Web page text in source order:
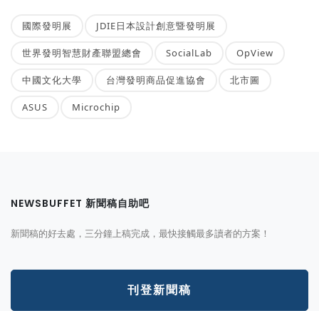
國際發明展 JDIE日本設計創意暨發明展
世界發明智慧財產聯盟總會 SocialLab OpView
中國文化大學 台灣發明商品促進協會 北市圖
ASUS Microchip
NEWSBUFFET 新聞稿自助吧
新聞稿的好去處，三分鐘上稿完成，最快接觸最多讀者的方案！
刊登新聞稿